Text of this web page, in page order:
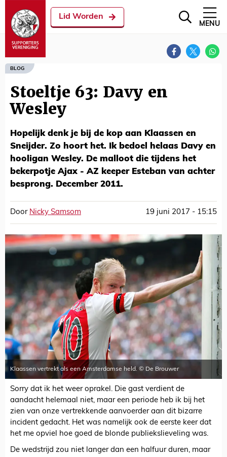
Lid Worden
MENU
BLOG
Stoeltje 63: Davy en
Wesley
Hopelijk denk je bij de kop aan Klaassen en
Sneijder. Zo hoort het. Ik bedoel helaas Davy en
hooligan Wesley. De malloot die tijdens het
bekerpotje Ajax - AZ keeper Esteban van achter
besprong. December 2011.
Door Nicky Samsom 19 juni 2017 - 15:15
Klaassen vertrekt als een Amsterdamse held. © De Brouwer
Sorry dat ik het weer oprakel. Die gast verdient de
aandacht helemaal niet, maar een periode heb ik bij het
zien van onze vertrekkende aanvoerder aan dit bizarre
incident gedacht. Het was namelijk ook de eerste keer dat
het me opviel hoe goed de blonde publiekslieveling was.
De wedstrijd zou niet langer dan een halfuur duren, maar